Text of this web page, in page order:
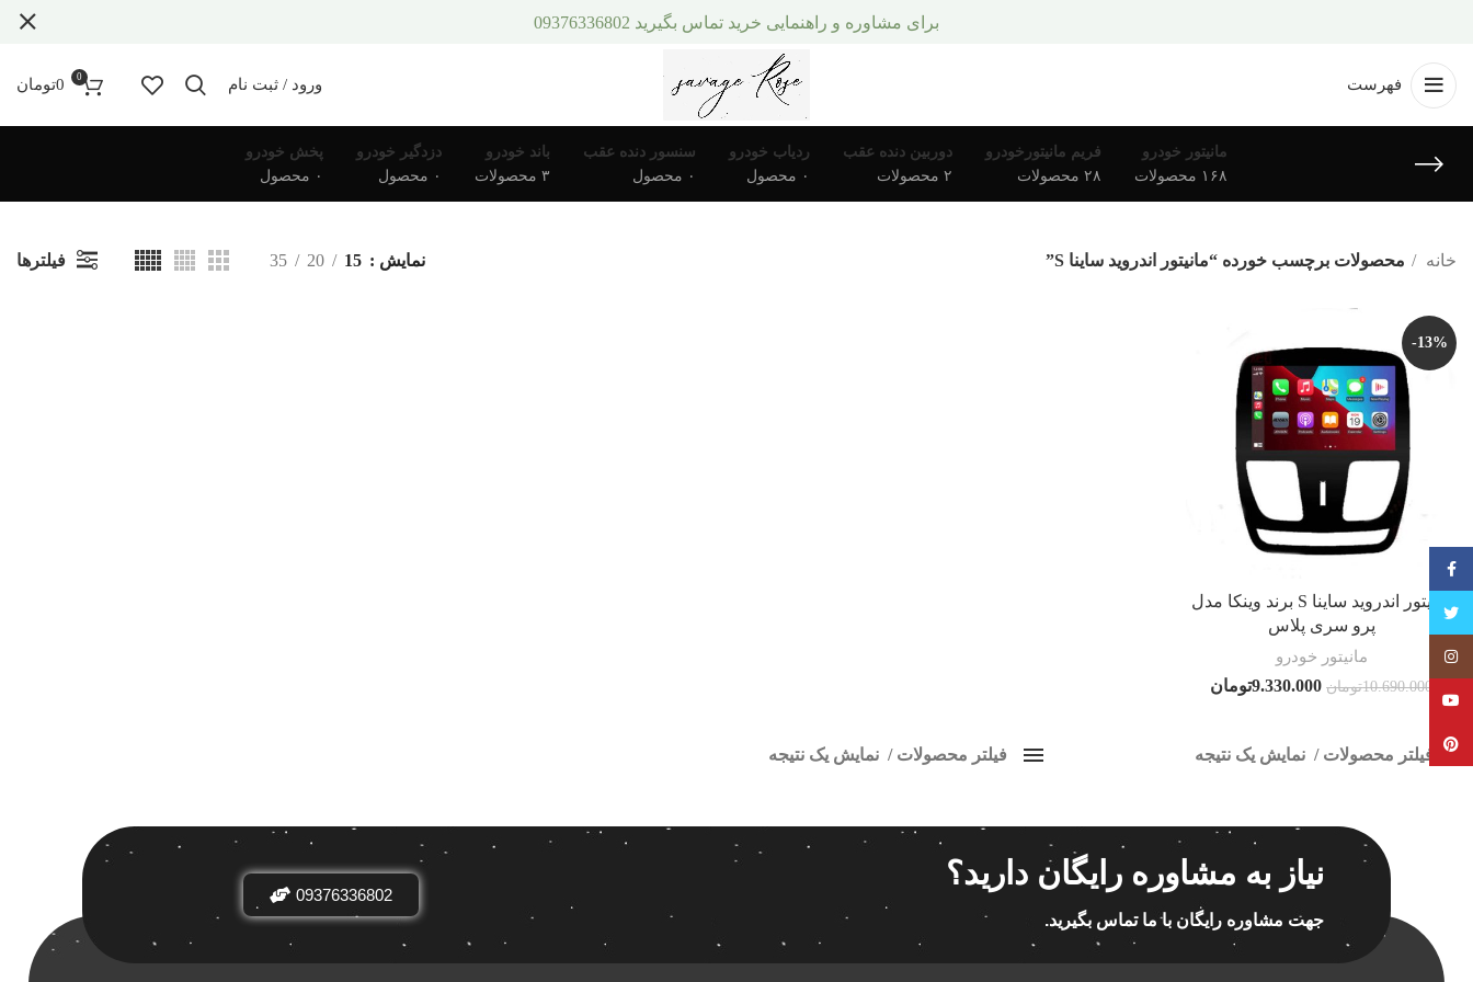
فهرست ورود / ثبت نام 0
0تومان
مانیتور خودرو
۱۶۸ محصولات
فریم مانیتورخودرو
۲۸ محصولات
دوربین دنده عقب
۲ محصولات
ردیاب خودرو
۰ محصول
سنسور دنده عقب
۰ محصول
باند خودرو
۳ محصولات
دزدگیر خودرو
۰ محصول
پخش خودرو
۰ محصول
خانه محصولات برچسب خورده “مانیتور اندروید ساینا S” نمایش 15
20
35 فیلترها
-13%
مانیتور اندروید ساینا S برند وینکا مدل
پرو سری پلاس
مانیتور خودرو
10.690.000تومان 9.330.000تومان
فیلتر محصولات
نمایش یک نتیجه
فقط نمایش محصولات فروش فقط موجود در انبار
فیلتر محصولات نمایش یک نتیجه
قیمت گذاری مرتب سازی بر اساس
محبوبیت
نیاز به مشاوره رایگان دارید؟
جهت مشاوره رایگان با ما تماس بگیرید.
09376336802
برای مشاوره و راهنمایی خرید تماس بگیرید 09376336802
تویتر
Instagram
Pinterest